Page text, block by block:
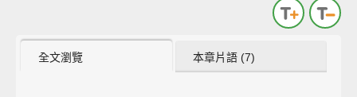
全文瀏覽 本章片語 (7)